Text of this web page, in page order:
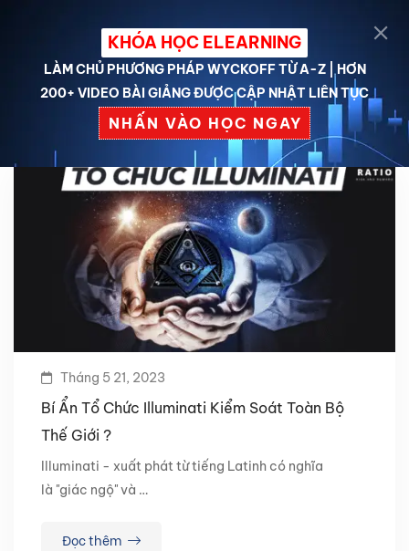
Tháng 5 21, 2023
Bí Ẩn Tổ Chức Illuminati Kiểm Soát Toàn Bộ
Thế Giới ?
Illuminati - xuất phát từ tiếng Latinh có nghĩa
là "giác ngộ" và …
Đọc thêm
KHÓA HỌC ELEARNING
LÀM CHỦ PHƯƠNG PHÁP WYCKOFF TỪ A-Z | HƠN
200+ VIDEO BÀI GIẢNG ĐƯỢC CẬP NHẬT LIÊN TỤC
NHẤN VÀO HỌC NGAY